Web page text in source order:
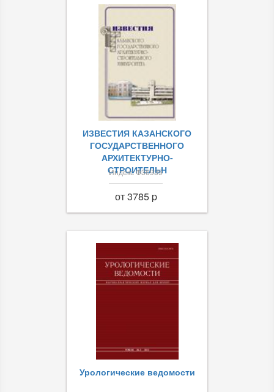
ИЗВЕСТИЯ КАЗАНСКОГО
ГОСУДАРСТВЕННОГО
АРХИТЕКТУРНО-
СТРОИТЕЛЬН
Индекс Ф36939
от 3785 p
Урологические ведомости